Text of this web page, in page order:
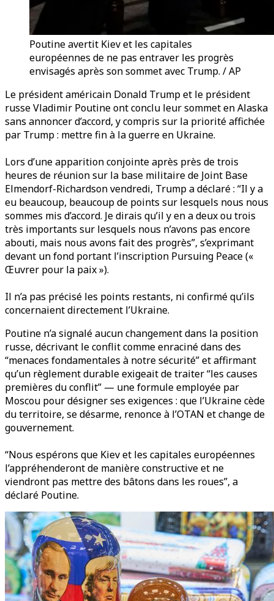
Poutine avertit Kiev et les capitales
européennes de ne pas entraver les progrès
envisagés après son sommet avec Trump. / AP
Le président américain Donald Trump et le président
russe Vladimir Poutine ont conclu leur sommet en Alaska
sans annoncer d’accord, y compris sur la priorité affichée
par Trump : mettre fin à la guerre en Ukraine.
Lors d’une apparition conjointe après près de trois
heures de réunion sur la base militaire de Joint Base
Elmendorf-Richardson vendredi, Trump a déclaré : “Il y a
eu beaucoup, beaucoup de points sur lesquels nous nous
sommes mis d’accord. Je dirais qu’il y en a deux ou trois
très importants sur lesquels nous n’avons pas encore
abouti, mais nous avons fait des progrès”, s’exprimant
devant un fond portant l’inscription Pursuing Peace («
Œuvrer pour la paix »).
Il n’a pas précisé les points restants, ni confirmé qu’ils
concernaient directement l’Ukraine.
Poutine n’a signalé aucun changement dans la position
russe, décrivant le conflit comme enraciné dans des
“menaces fondamentales à notre sécurité” et affirmant
qu’un règlement durable exigeait de traiter “les causes
premières du conflit” — une formule employée par
Moscou pour désigner ses exigences : que l’Ukraine cède
du territoire, se désarme, renonce à l’OTAN et change de
gouvernement.
“Nous espérons que Kiev et les capitales européennes
l’appréhenderont de manière constructive et ne
viendront pas mettre des bâtons dans les roues”, a
déclaré Poutine.